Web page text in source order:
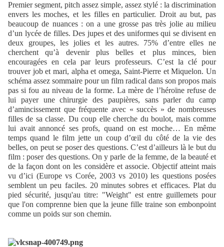
Premier segment, pitch assez simple, assez stylé : la discrimination
envers les moches, et les filles en particulier. Droit au but, pas
beaucoup de nuances : on a une grosse pas très jolie au milieu
d’un lycée de filles. Des jupes et des uniformes qui se divisent en
deux groupes, les jolies et les autres. 75% d’entre elles ne
cherchent qu’à devenir plus belles et plus minces, bien
encouragées en cela par leurs professeurs. C’est la clé pour
trouver job et mari, alpha et omega, Saint-Pierre et Miquelon. Un
schéma assez sommaire pour un film radical dans son propos mais
pas si fou au niveau de la forme. La mère de l’héroïne refuse de
lui payer une chirurgie des paupières, sans parler du camp
d’amincissement que fréquente avec « succès » de nombreuses
filles de sa classe. Du coup elle cherche du boulot, mais comme
lui avait annoncé ses profs, quand on est moche… En même
temps quand le film jette un coup d’œil du côté de la vie des
belles, on peut se poser des questions. C’est d’ailleurs là le but du
film : poser des questions. On y parle de la femme, de la beauté et
de la façon dont on les considère et associe. Objectif atteint mais
vu d’ici (Europe vs Corée, 2003 vs 2010) les questions posées
semblent un peu faciles. 20 minutes sobres et efficaces. Plat du
pied sécurité, jusqu'au titre: "Weight" est entre guillemets pour
que l'on comprenne bien que la jeune fille traine son embonpoint
comme un poids sur son chemin.